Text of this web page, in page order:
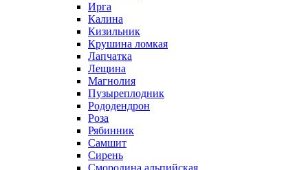
Ирга
Калина
Кизильник
Крушина ломкая
Лапчатка
Лещина
Магнолия
Пузыреплодник
Рододендрон
Роза
Рябинник
Самшит
Сирень
Смородина альпийская